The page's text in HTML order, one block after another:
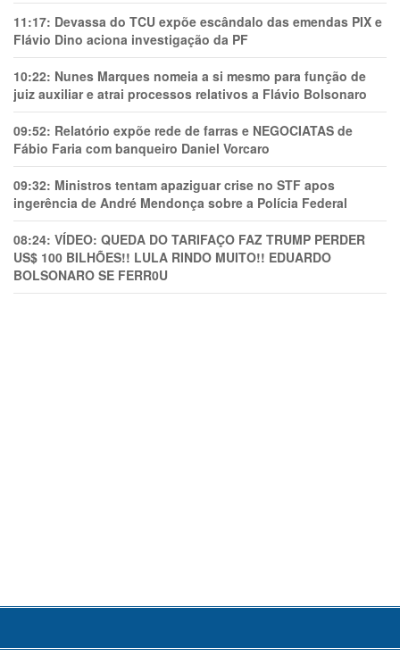
11:17: Devassa do TCU expõe escândalo das emendas PIX e
Flávio Dino aciona investigação da PF
10:22: Nunes Marques nomeia a si mesmo para função de
juiz auxiliar e atrai processos relativos a Flávio Bolsonaro
09:52: Relatório expõe rede de farras e NEGOCIATAS de
Fábio Faria com banqueiro Daniel Vorcaro
09:32: Ministros tentam apaziguar crise no STF apos
ingerência de André Mendonça sobre a Polícia Federal
08:24: VÍDEO: QUEDA DO TARIFAÇO FAZ TRUMP PERDER
US$ 100 BILHÕES!! LULA RINDO MUITO!! EDUARDO
BOLSONARO SE FERR0U